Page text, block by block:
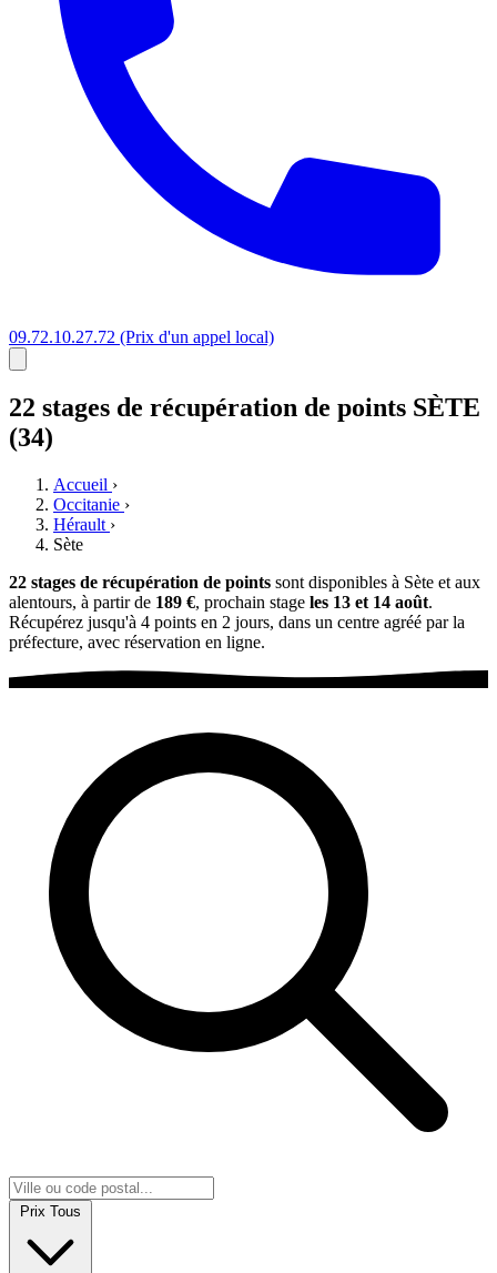
09.72.10.27.72 (Prix d'un appel local)
22 stages de récupération de points SÈTE
(34)
Accueil ›
Occitanie ›
Hérault ›
Sète
22 stages de récupération de points sont disponibles à Sète et aux
alentours, à partir de 189 €, prochain stage les 13 et 14 août.
Récupérez jusqu'à 4 points en 2 jours, dans un centre agréé par la
préfecture, avec réservation en ligne.
Prix Tous